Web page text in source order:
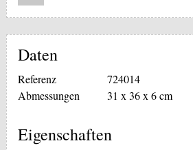
Daten
Referenz
724014
Abmessungen
31 x 36 x 6 cm
Eigenschaften